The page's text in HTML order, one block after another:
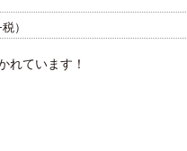
）
れています！